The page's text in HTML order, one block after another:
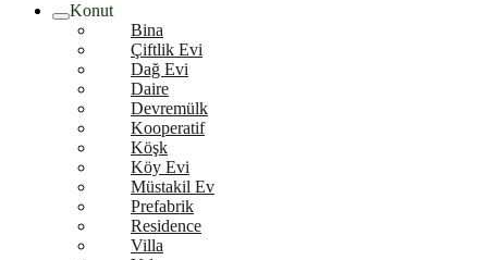
Konut
Bina
Çiftlik Evi
Dağ Evi
Daire
Devremülk
Kooperatif
Köşk
Köy Evi
Müstakil Ev
Prefabrik
Residence
Villa